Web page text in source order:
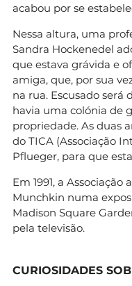
acabou por se
Nessa altura, uma
Sandra Hockenedel
que estava grávida e
amiga, que, por sua
na rua. Escusado será
havia uma colónia de
propriedade. As duas
do TICA (Associação
Pflueger, para que
Em 1991, a
Munchkin numa
Madison Square
pela televisão.
CURIOSIDADES